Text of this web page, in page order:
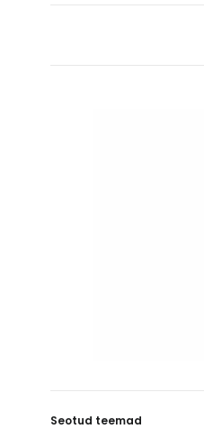
Seotud teemad